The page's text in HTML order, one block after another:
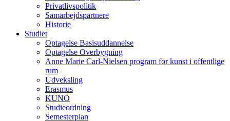
Privatlivspolitik
Samarbejdspartnere
Historie
Studiet
Optagelse Basisuddannelse
Optagelse Overbygning
Anne Marie Carl-Nielsen program for kunst i offentlige
rum
Udveksling
Erasmus
KUNO
Studieordning
Semesterplan